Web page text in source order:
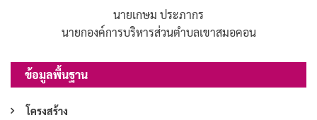
นายเกษม ประภากร
นายกองค์การบริหารส่วนตำบลเขาสมอคอน
ข้อมูลพื้นฐาน
โครงสร้าง